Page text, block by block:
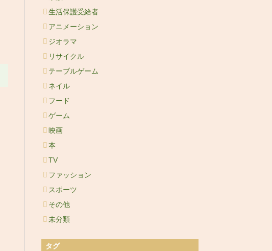
生活保護受給者
アニメーション
ジオラマ
リサイクル
テーブルゲーム
ネイル
フード
ゲーム
映画
本
TV
ファッション
スポーツ
その他
未分類
タグ